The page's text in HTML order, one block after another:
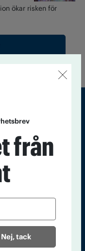
ökar risken för
och nykterhet
116 33 Stockholm
Janson Lundkvist,
In English
från
Nej, tack